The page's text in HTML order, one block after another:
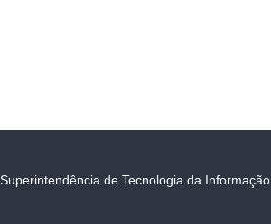
Superintendência de Tecnologia da Informação